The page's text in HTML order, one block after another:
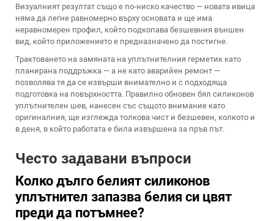
Визуалният резултат също е по-ниско качество — новата ивица
няма да легне равномерно върху основата и ще има
неравномерен профил, който подкопава безшевния външен
вид, който приложението е предназначено да постигне.
Трактоването на замяната на уплътнителния герметик като
планирана поддръжка — а не като аварийен ремонт —
позволява тя да се извърши внимателно и с подходяща
подготовка на повърхността. Правилно обновен бял силиконов
уплътнителен шев, нанесен със същото внимание като
оригиналния, ще изглежда толкова чист и безшевен, колкото и
в деня, в който работата е била извършена за пръв път.
Често задавани въпроси
Колко дълго белият силиконов
уплътнител запазва белия си цвят
преди да потъмнее?